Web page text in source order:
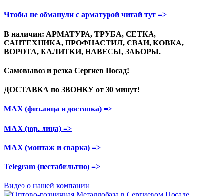
Чтобы не обманули с арматурой читай тут =>
В наличии: АРМАТУРА, ТРУБА, СЕТКА,
САНТЕХНИКА, ПРОФНАСТИЛ, СВАИ, КОВКА,
ВОРОТА, КАЛИТКИ, НАВЕСЫ, ЗАБОРЫ.
Самовывоз и резка Сергиев Посад!
ДОСТАВКА по ЗВОНКУ от 30 минут!
МАХ (физ.лица и доставка) =>
МАХ (юр. лица) =>
МАХ (монтаж и сварка) =>
Telegram (нестабильтно) =>
Видео о нашей компании